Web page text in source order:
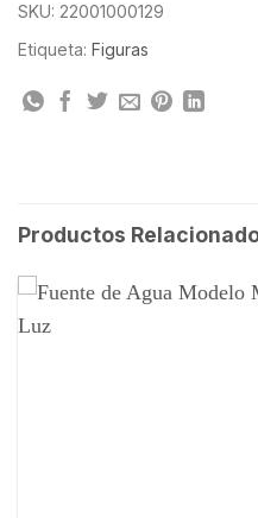
SKU: 22001000129
Etiqueta: Figuras
Productos